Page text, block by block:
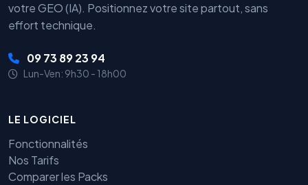
votre GEO (IA). Positionnez votre site partout, sans
effort technique.
09 73 89 23 94
Lun-Ven: 9h30 - 18h00
LE LOGICIEL
Fonctionnalités
Nos Tarifs
Comparer les Packs